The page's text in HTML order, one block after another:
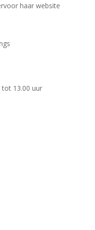
haar website
tot 13.00 uur